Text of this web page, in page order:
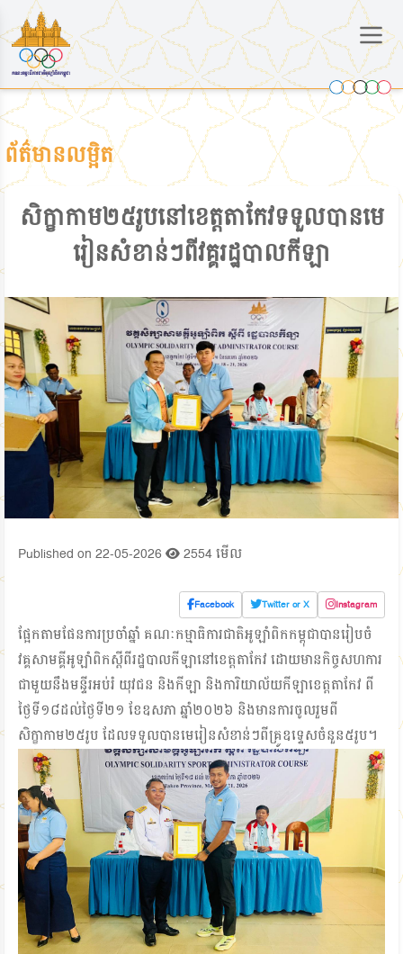
ព័ត៌មានលម្អិត
សិក្ខាកាម២៥រូបនៅខេត្តតាកែវទទួលបានមេ
រៀនសំខាន់ៗពីវគ្គរដ្ឋបាលកីឡា
Published on 22-05-2026 2554 មើល
Facebook Twitter or X Instagram
ផ្អែកតាមផែនការប្រចាំឆ្នាំ គណៈកម្មាធិការជាតិអូឡាំពិកកម្ពុជាបានរៀបចំ
វគ្គសាមគ្គីអូឡាំពិកស្ដីពីរដ្ឋបាលកីឡានៅខេត្តតាកែវ ដោយមានកិច្ចសហការ
ជាមួយនឹងមន្ទីរអប់រំ យុវជន និងកីឡា និងការិយាល័យកីឡាខេត្តតាកែវ ពី
ថ្ងៃទី១៨ដល់ថ្ងៃទី២១ ខែឧសភា ឆ្នាំ២០២៦ និងមានការចូលរួមពី
សិក្ខាកាម២៥រូប ដែលទទួលបានមេរៀនសំខាន់ៗពីគ្រូឧទ្ទេសចំនួន៥រូប។